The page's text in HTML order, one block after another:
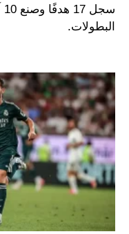
البطولات.